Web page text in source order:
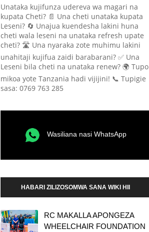
Unataka kujifunza udereva wa magari na
kupata Cheti? 📄 Una cheti unataka kupata
Leseni? 🔄 Unajua kuendesha lakini huna
cheti wala leseni na unataka refresh upate
cheti? 🛣️ Una nyaraka zote muhimu lakini
unahitaji kujifua zaidi barabarani? ✅ Una
Leseni bila cheti na unataka renew? 🌍 Tupo
mikoa yote Tanzania hadi vijijini! 📞 Tupigie
sasa: 0769 763 285
Wasiliana nasi WhatsApp
HABARI ZILIZOSOMWA SANA WIKI HII
RC MAKALLA APONGEZA
WHEELCHAIR FOUNDATION